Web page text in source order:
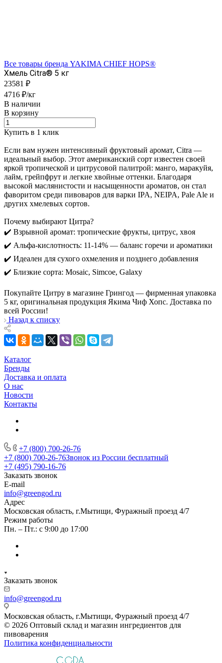
Все товары бренда YAKIMA CHIEF HOPS®
Хмель Citra® 5 кг
23581 ₽
4716 ₽/кг
В наличии
В корзину
Купить в 1 клик
Если вам нужен интенсивный фруктовый аромат, Citra —
идеальный выбор. Этот американский сорт известен своей
яркой тропической и цитрусовой палитрой: манго, маракуйя,
лайм, грейпфрут и легкие хвойные оттенки. Благодаря
высокой маслянистости и насыщенности ароматов, он стал
фаворитом среди пивоваров для варки IPA, NEIPA, Pale Ale и
других хмелевых сортов.
Почему выбирают Цитра?
✔️ Взрывной аромат: тропические фрукты, цитрус, хвоя
✔️ Альфа-кислотность: 11-14% — баланс горечи и ароматики
✔️ Идеален для сухого охмеления и позднего добавления
✔️ Близкие сорта: Mosaic, Simcoe, Galaxy
Покупайте Цитру в магазине Грингод — фирменная упаковка
5 кг, оригинальная продукция Якима Чиф Хопс. Доставка по
всей России!
Назад к списку
Каталог
Бренды
Доставка и оплата
О нас
Новости
Контакты
+7 (800) 700-26-76
+7 (800) 700-26-76Звонок из России бесплатный
+7 (495) 790-16-76
Заказать звонок
E-mail
info@greengod.ru
Адрес
Московская область, г.Мытищи, Фуражный проезд 4/7
Режим работы
Пн. – Пт.: с 9:00 до 17:00
Заказать звонок
info@greengod.ru
Московская область, г.Мытищи, Фуражный проезд 4/7
© 2026 Оптовый склад и магазин ингредиентов для
пивоварения
Политика конфиденциальности